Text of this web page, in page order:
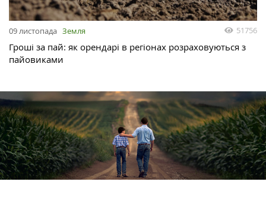
09 листопада Земля 51756
Гроші за пай: як орендарі в регіонах розраховуються з
пайовиками